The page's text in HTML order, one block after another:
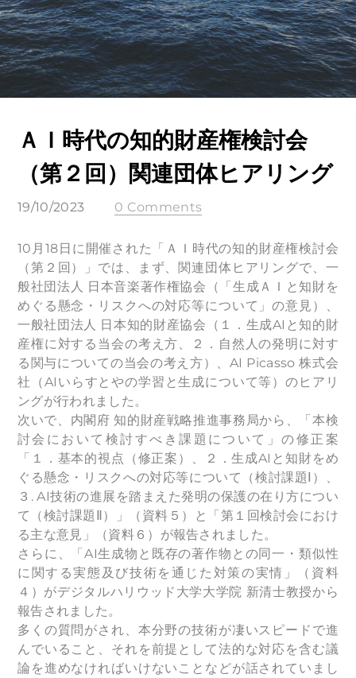
ＡＩ時代の知的財産権検討会
（第２回）関連団体ヒアリング
19/10/2023 0 Comments
10月18日に開催された「ＡＩ時代の知的財産権検討会
（第２回）」では、まず、関連団体ヒアリングで、一
般社団法人 日本音楽著作権協会（「生成ＡＩと知財を
めぐる懸念・リスクへの対応等について」の意見）、
一般社団法人 日本知的財産協会（１．生成AIと知的財
産権に対する当会の考え方、２．自然人の発明に対す
る関与についての当会の考え方）、AI Picasso 株式会
社（AIいらすとやの学習と生成について等）のヒアリ
ングが行われました。
次いで、内閣府 知的財産戦略推進事務局から、「本検
討会において検討すべき課題について」の修正案
「１．基本的視点（修正案）、２．生成AIと知財をめ
ぐる懸念・リスクへの対応等について（検討課題Ⅰ）、
３. AI技術の進展を踏まえた発明の保護の在り方につい
て（検討課題Ⅱ）」（資料５）と「第１回検討会におけ
る主な意見」（資料６）が報告されました。
さらに、「AI生成物と既存の著作物との同一・類似性
に関する実態及び技術を通じた対策の実情」（資料
４）がデジタルハリウッド大学大学院 新清士教授から
報告されました。
多くの質問がされ、本分野の技術が凄いスピードで進
んでいること、それを前提として法的な対応を含む議
論を進めなければいけないことなどが話されていまし